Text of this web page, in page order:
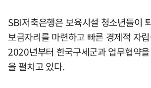
SBI저축은행은 보육시설 청소년들이
보금자리를 마련하고 빠른 경제적 자
2020년부터 한국구세군과 업무협약
을 펼치고 있다.